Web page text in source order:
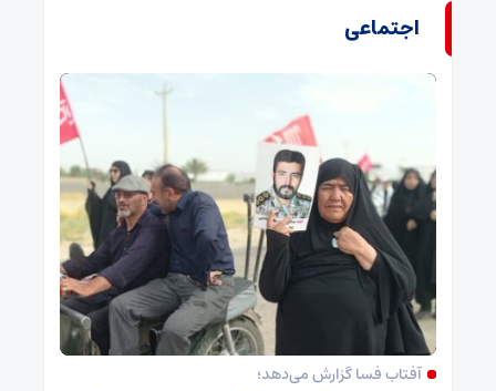
اجتماعی
آفتاب فسا گزارش می‌دهد؛